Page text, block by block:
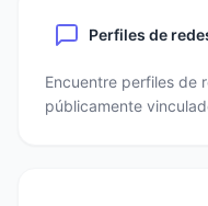
Perfiles de
Encuentre perfiles de
públicamente